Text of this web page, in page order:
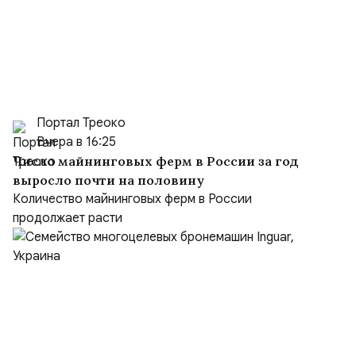
Портал Треоко
Вчера в 16:25
Число майнинговых ферм в России за год
выросло почти на половину
Количество майнинговых ферм в России
продолжает расти